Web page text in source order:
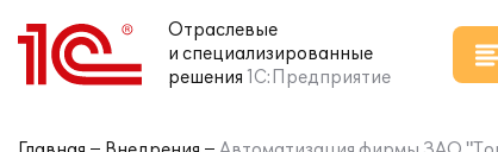
Отраслевые
и специализированные
решения 1С:Предприятие